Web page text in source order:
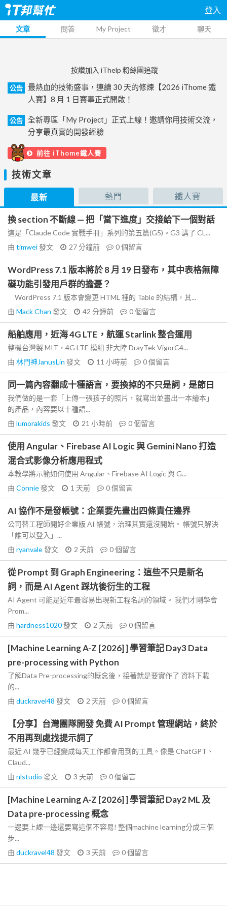
登入
文章 問答 My Project 徵才 聊天
按讚加入 iThelp 粉絲團追蹤
公告
最熱血的技術盛事，連續 30 天的修煉【2026 iThome 鐵
人賽】8 月 1 日賽事正式開啟！
公告
全新專區「My Project」正式上線！邀請你用技術交流，
分享最真實的開發經驗
前往 iThome鐵人賽
技術文章
最新 熱門 鐵人賽
換 section 不斷線 — 把「當下進度」交接給下一個對話
這是「Claude Code 實戰手冊」系列的第五篇(G5)。G3 講了 CL...
由 timwei發文 27 分鐘前 0個留言
WordPress 7.1 版本將於 8 月 19 日發布，其中表格無障
礙功能引發用戶群的擔憂？
WordPress 7.1 版本會變更 HTML 裡的 Table 的結構，其...
由 Mack Chan 發文 42 分鐘前 0個留言
船舶應用，近海 4G LTE，航運 Starlink 整合運用
整機台灣製 MIT，4G LTE 模組 非大陸 DrayTek VigorC4...
由 林門神JanusLin 發文 11 小時前 0個留言
同一篇內容翻成十種語言，要換掉的不只是詞，是節日
我們做的是一套「上傳一張孩子的照片，就寫出並畫出一本繪本」
的產品，內容要以十種語...
由 lumorakids 發文 21 小時前 0個留言
使用 Angular、Firebase AI Logic 與 Gemini Nano 打造
混合式影像分析應用程式
本教學將示範如何使用 Angular、Firebase AI Logic 與 G...
由 Connie發文 1 天前 0個留言
AI 協作不是發帳號：企業要先畫出四條責任邊界
公司替工程師開好企業版 AI 帳號，治理其實還沒開始。 帳號只解決
「誰可以登入」...
由 ryanvale發文 2 天前 0個留言
從 Prompt 到 Graph Engineering：這些不只是新名
詞，而是 AI Agent 踩坑後衍生的工程
AI Agent 可能是近年最容易出現新工程名詞的領域。 我們才剛學會
Prom...
由 hardness1020發文 2 天前 0個留言
[Machine Learning A-Z [2026] ] 學習筆記 Day3 Data
pre-processing with Python
了解Data Pre-processing的概念後，接著就是要實作了 資料下載
的...
由 duckravel48 發文 2 天前 0個留言
【分享】台灣團隊開發 免費 AI Prompt 管理網站，終於
不用再到處找提示詞了
最近 AI 幾乎已經變成每天工作都會用到的工具。像是 ChatGPT、
Claud...
由 nlstudio 發文 3 天前 0個留言
[Machine Learning A-Z [2026] ] 學習筆記 Day2 ML 及
Data pre-processing 概念
一邊要上課一邊還要寫這個不容易! 整個machine learning分成三個
步...
由 duckravel48 發文 3 天前 0個留言